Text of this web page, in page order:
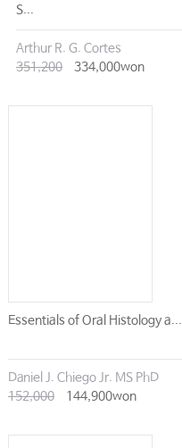
S...
Arthur R. G. Cortes
351,200
334,000won
Essentials of Oral Histology a...
Daniel J. Chiego Jr. MS PhD
152,000
144,900won